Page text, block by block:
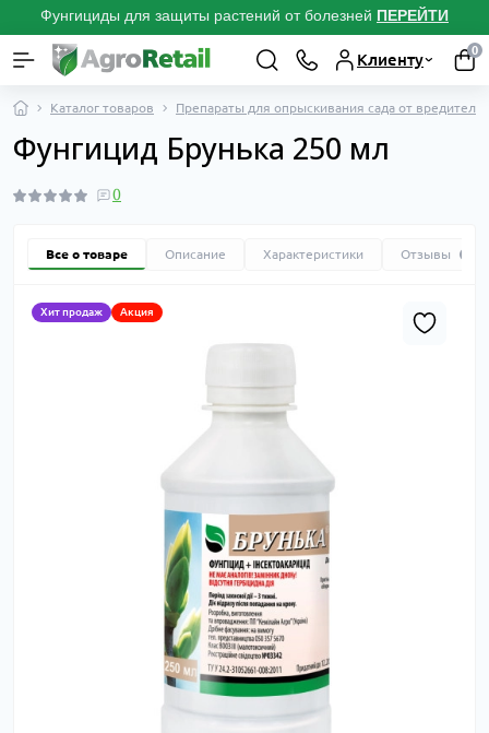
Фунгициды для защиты растений от болезней ПЕРЕЙТИ
Клиенту
0
Каталог товаров Препараты для опрыскивания сада от
Фунгицид Брунька 250 мл
0
Все о товаре Описание Характеристики Отзывы
Хит продаж Акция